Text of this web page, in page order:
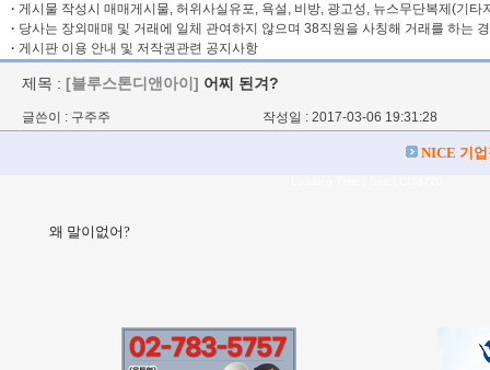
· 게시물 작성시 매매게시물, 허위사실유포, 욕설, 비방, 광고성, 뉴스무단복제(기타
· 당사는 장외매매 및 거래에 일체 관여하지 않으며 38직원을 사칭해 거래를 하는
· 게시판 이용 안내 및 저작권관련 공지사항
제목 : [블루스톤디앤아이] 어찌 된겨?
글쓴이 : 구주주 작성일 : 2017-03-06 19:31:28
NICE 기
왜 말이없어?